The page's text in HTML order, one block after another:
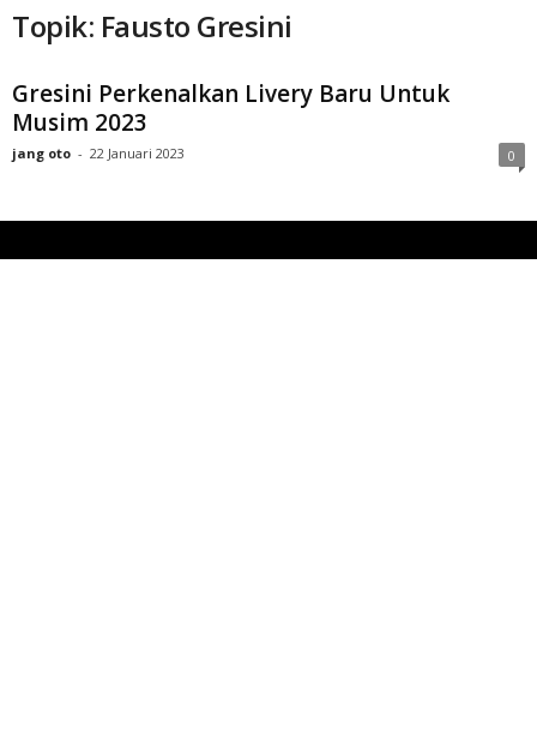
Topik: Fausto Gresini
Gresini Perkenalkan Livery Baru Untuk
Musim 2023
jang oto - 22 Januari 2023 0